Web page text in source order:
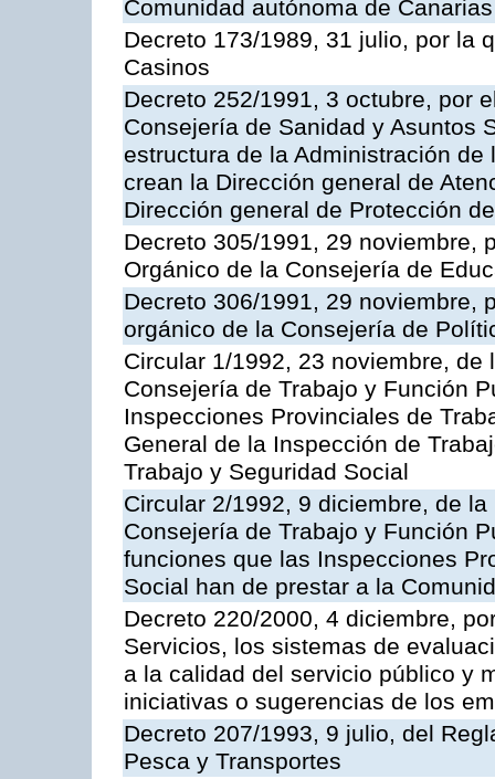
Comunidad autónoma de Canarias
Decreto 173/1989, 31 julio, por la
Casinos
Decreto 252/1991, 3 octubre, por
Consejería de Sanidad y Asuntos
estructura de la Administración
crean la Dirección general de
Dirección general de Protección
Decreto 305/1991, 29 noviembre,
Orgánico de la Consejería de
Decreto 306/1991, 29 noviembre,
orgánico de la Consejería de
Circular 1/1992, 23 noviembre,
Consejería de Trabajo y Función
Inspecciones Provinciales de
General de la Inspección de
Trabajo y Seguridad Social
Circular 2/1992, 9 diciembre, de
Consejería de Trabajo y Función
funciones que las Inspecciones
Social han de prestar a la
Decreto 220/2000, 4 diciembre,
Servicios, los sistemas de
a la calidad del servicio público y
iniciativas o sugerencias de los
Decreto 207/1993, 9 julio, del
Pesca y Transportes